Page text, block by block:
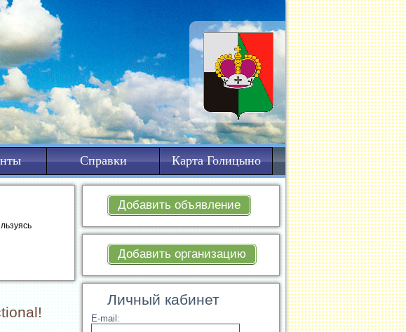
Справки Карта Голицыно
Добавить объявление
Добавить организацию
Личный кабинет
E-mail: